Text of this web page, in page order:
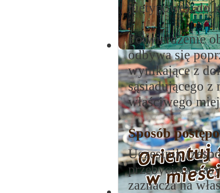
nietypowe), do
Potwierdzenie
odbywa się
wynikające z
sąsiadującego
właściwego
Sposób
Uczestnik
przebyciem
zaznacza na